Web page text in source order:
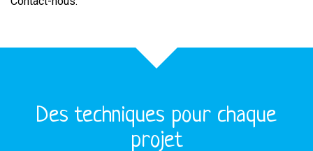
Des techniques pour chaque
projet